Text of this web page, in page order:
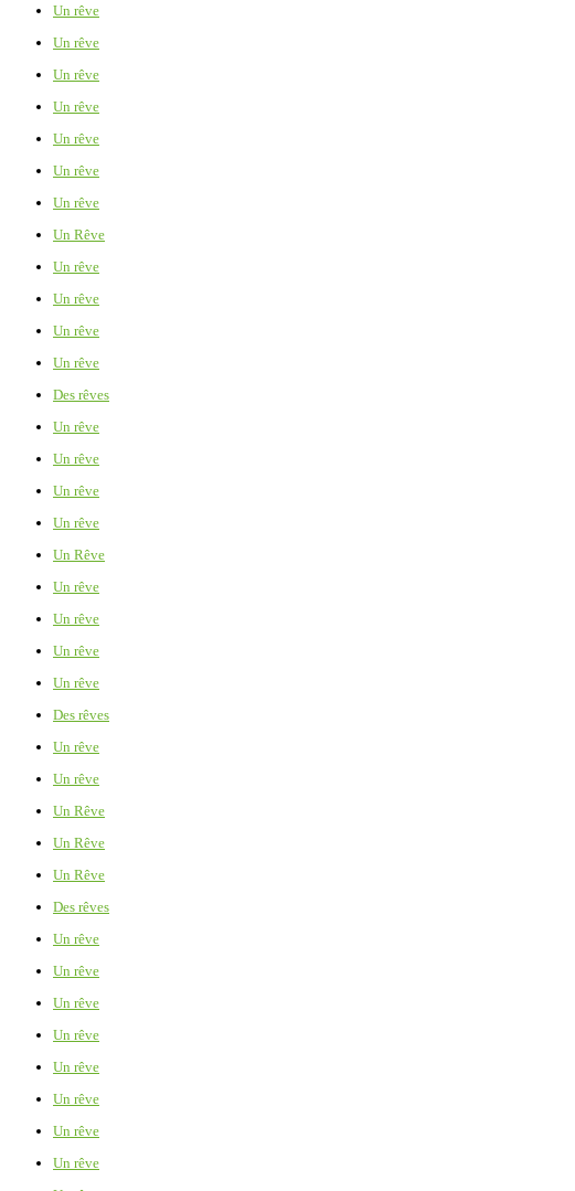
Un rêve
Un rêve
Un rêve
Un rêve
Un rêve
Un rêve
Un rêve
Un Rêve
Un rêve
Un rêve
Un rêve
Un rêve
Des rêves
Un rêve
Un rêve
Un rêve
Un rêve
Un Rêve
Un rêve
Un rêve
Un rêve
Un rêve
Des rêves
Un rêve
Un rêve
Un Rêve
Un Rêve
Un Rêve
Des rêves
Un rêve
Un rêve
Un rêve
Un rêve
Un rêve
Un rêve
Un rêve
Un rêve